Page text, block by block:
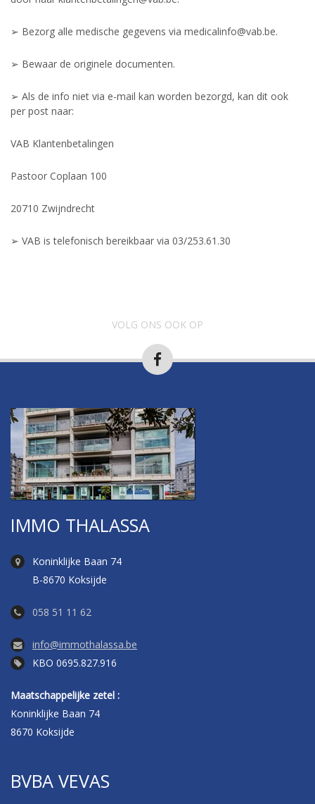
➢ Bezorg alle medische gegevens via medicalinfo@vab.be.
➢ Bewaar de originele documenten.
➢ Als de info niet via e-mail kan worden bezorgd, kan dit ook
per post naar:
VAB Klantenbetalingen
Pastoor Coplaan 100
20710 Zwijndrecht
➢ VAB is telefonisch bereikbaar via 03/253.61.30
VOLG ONS OOK OP
IMMO THALASSA
Koninklijke Baan 74
B-8670 Koksijde
058 51 11 62
info@immothalassa.be
KBO 0695.827.916
Maatschappelijke zetel :
Koninklijke Baan 74
8670 Koksijde
BVBA VEVAS